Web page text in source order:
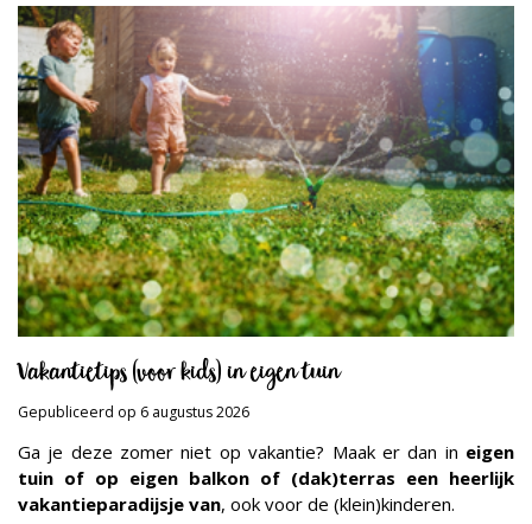
Vakantietips (voor kids) in eigen tuin
Gepubliceerd op 6 augustus 2026
Ga je deze zomer niet op vakantie? Maak er dan in eigen
tuin of op eigen balkon of (dak)terras een heerlijk
vakantieparadijsje van, ook voor de (klein)kinderen.